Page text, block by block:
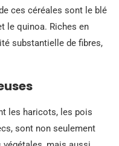
ces céréales sont le blé
le quinoa. Riches en
substantielle de fibres,
les haricots, les pois
sont non seulement